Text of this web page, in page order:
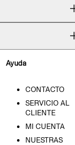
Ayuda
CONTACTO
SERVICIO AL
CLIENTE
MI CUENTA
NUESTRAS